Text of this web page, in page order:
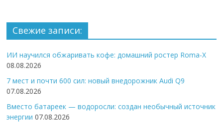
Свежие записи:
ИИ научился обжаривать кофе: домашний ростер Roma-X
08.08.2026
7 мест и почти 600 сил: новый внедорожник Audi Q9
07.08.2026
Вместо батареек — водоросли: создан необычный источник
энергии 07.08.2026